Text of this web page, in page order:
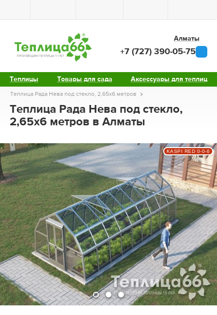
Теплицы Товары для сада Аксессуары для теплиц
Алматы
+7 (727) 390-05-75
Теплица Рада Нева под стекло, 2,65х6 метров
Теплица Рада Нева под стекло,
2,65х6 метров в Алматы
KASPI RED 0-0-6